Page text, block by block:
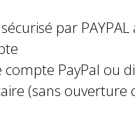
par PAYPAL
compte PayPal ou
(sans ouverture